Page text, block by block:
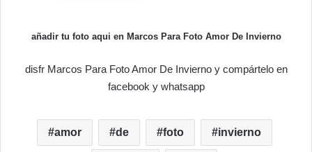
añadir tu foto aqui en Marcos Para Foto Amor De Invierno
disfr Marcos Para Foto Amor De Invierno y compártelo en
facebook y whatsapp
amor de foto invierno